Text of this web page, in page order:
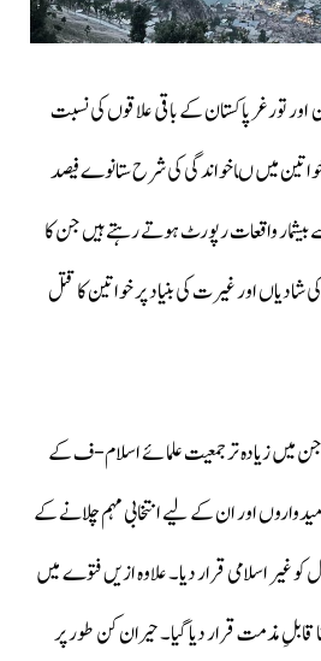
تورغر پاکستان کے باقی علاقوں کی نسبت
میں ںاخواندگی کی شرح ستانوے فیصد
واقعات رپورٹ ہوتے رہتے ہیں جن کا
شادیاں اور غیرت کی بنیاد پر خواتین کا قتل
جن میں زیادہ تر جمعیت علمائے اسلام-ف کے
اور ان کے لیے انتخابی مہم چلانے کے
غیر اسلامی قرار دیا۔ علاوہ ازیں فتوے میں
قابلِ مذمت قرار دیا گیا۔ حیران کن طور پر